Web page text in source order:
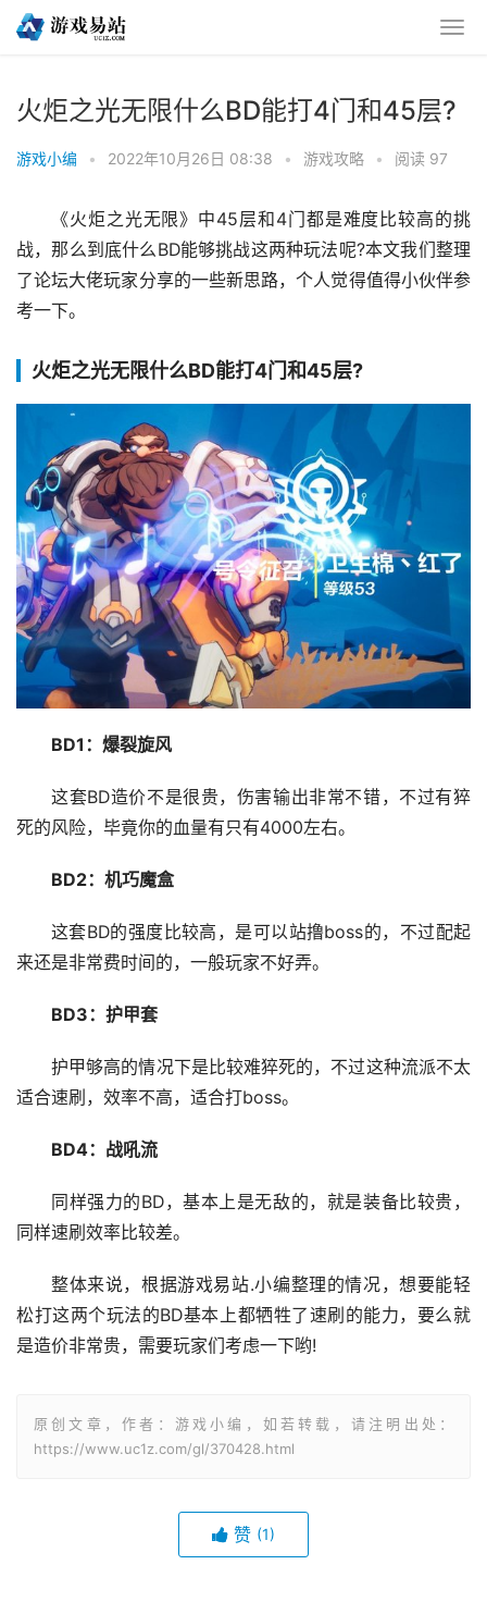
火炬之光无限什么BD能打4门和45层?
游戏小编 • 2022年10月26日 08:38 • 游戏攻略 • 阅读 97
《火炬之光无限》中45层和4门都是难度比较高的挑
战，那么到底什么BD能够挑战这两种玩法呢?本文我们整理
了论坛大佬玩家分享的一些新思路，个人觉得值得小伙伴参
考一下。
火炬之光无限什么BD能打4门和45层?
BD1：爆裂旋风
这套BD造价不是很贵，伤害输出非常不错，不过有猝
死的风险，毕竟你的血量有只有4000左右。
BD2：机巧魔盒
这套BD的强度比较高，是可以站撸boss的，不过配起
来还是非常费时间的，一般玩家不好弄。
BD3：护甲套
护甲够高的情况下是比较难猝死的，不过这种流派不太
适合速刷，效率不高，适合打boss。
BD4：战吼流
同样强力的BD，基本上是无敌的，就是装备比较贵，
同样速刷效率比较差。
整体来说，根据游戏易站.小编整理的情况，想要能轻
松打这两个玩法的BD基本上都牺牲了速刷的能力，要么就
是造价非常贵，需要玩家们考虑一下哟!
原创文章，作者：游戏小编，如若转载，请注明出处：
https://www.uc1z.com/gl/370428.html
赞 (1)